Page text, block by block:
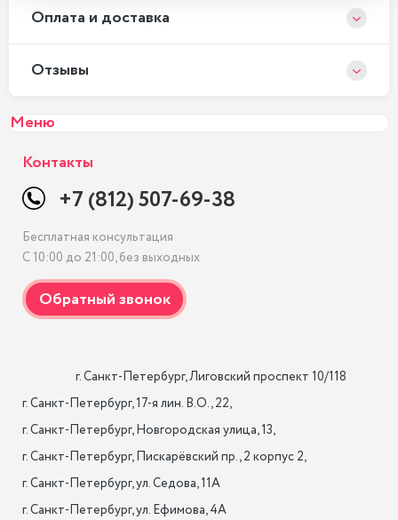
Оплата и доставка
Отзывы
Меню
Контакты
+7 (812) 507-69-38
Бесплатная консультация
С 10:00 до 21:00, без выходных
г. Санкт-Петербург, 17-я лин. B.O., 22,
г. Санкт-Петербург, Новгородская улица, 13,
г. Санкт-Петербург, Пискарёвский пр., 2 корпус 2,
г. Санкт-Петербург, ул. Седова, 11А
г. Санкт-Петербург, ул. Ефимова, 4А